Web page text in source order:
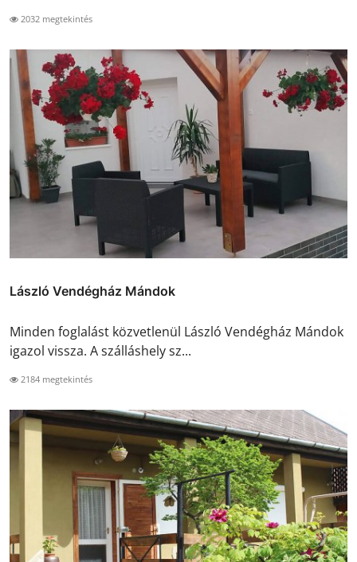
2032 megtekintés
László Vendégház Mándok
Minden foglalást közvetlenül László Vendégház Mándok
igazol vissza. A szálláshely sz...
2184 megtekintés